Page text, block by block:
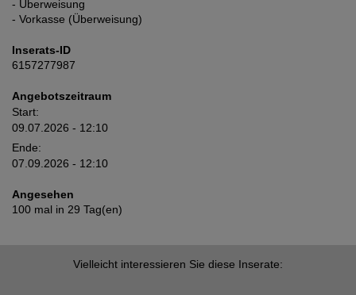
- Überweisung
- Vorkasse (Überweisung)
Inserats-ID
6157277987
Angebotszeitraum
Start:
09.07.2026 - 12:10
Ende:
07.09.2026 - 12:10
Angesehen
100 mal in 29 Tag(en)
Vielleicht interessieren Sie diese Inserate: